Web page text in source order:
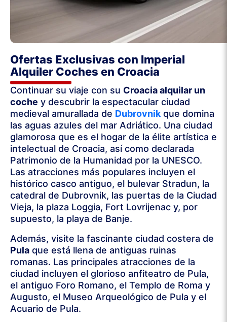
Ofertas Exclusivas con Imperial
Alquiler Coches en Croacia
Continuar su viaje con su Croacia alquilar un
coche y descubrir la espectacular ciudad
medieval amurallada de Dubrovnik que domina
las aguas azules del mar Adriático. Una ciudad
glamorosa que es el hogar de la élite artística e
intelectual de Croacia, así como declarada
Patrimonio de la Humanidad por la UNESCO.
Las atracciones más populares incluyen el
histórico casco antiguo, el bulevar Stradun, la
catedral de Dubrovnik, las puertas de la Ciudad
Vieja, la plaza Loggia, Fort Lovrijenac y, por
supuesto, la playa de Banje.
Además, visite la fascinante ciudad costera de
Pula que está llena de antiguas ruinas
romanas. Las principales atracciones de la
ciudad incluyen el glorioso anfiteatro de Pula,
el antiguo Foro Romano, el Templo de Roma y
Augusto, el Museo Arqueológico de Pula y el
Acuario de Pula.